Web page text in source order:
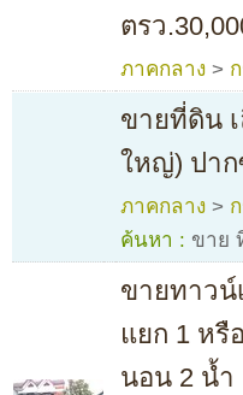
ตรว
ภาคกลาง >
ขายที่ดิน
ใหญ่) ปาก
ภาคกลาง >
ค้นหา : ขาย
ขายทาวน์
แยก 1 หรื
นอน 2 น้ำ